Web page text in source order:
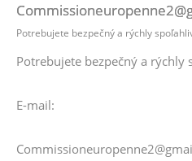
Potrebujete bezpečný a rýchly
Potrebujete bezpečný a rýchly
E-mail: